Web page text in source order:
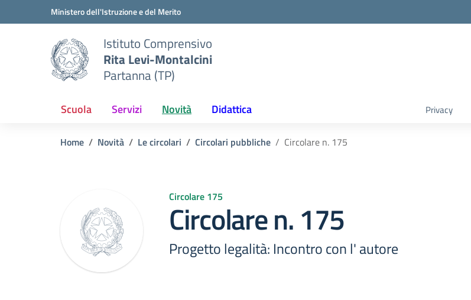
Vai ai contenuti
Vai al menu di navigazioneMinistero dell'Istruzione e del Merito
Istituto Comprensivo
Rita Levi-Montalcini
Partanna (TP)
Scuola Servizi Novità Didattica Privacy
Home Novità Le circolari Circolari pubbliche Circolare n. 175
Circolare 175
Circolare n. 175
Progetto legalità: Incontro con l' autore